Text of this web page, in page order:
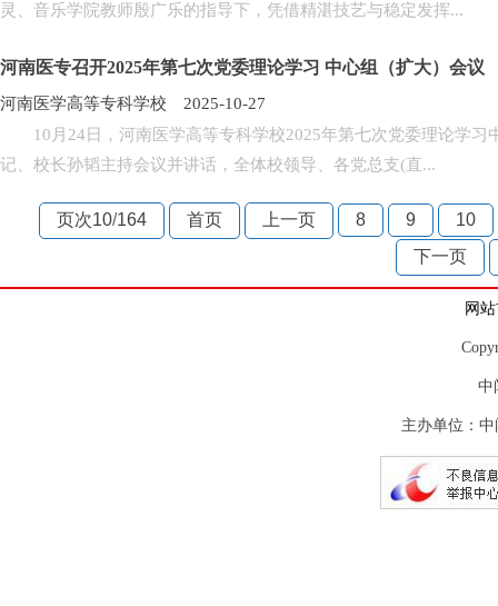
灵、音乐学院教师殷广乐的指导下，凭借精湛技艺与稳定发挥...
河南医专召开2025年第七次党委理论学习 中心组（扩大）会议
河南医学高等专科学校 2025-10-27
10月24日，河南医学高等专科学校2025年第七次党委理论学习
记、校长孙韬主持会议并讲话，全体校领导、各党总支(直...
页次10/164 首页 上一页 8 9
10
下一页
网
中
主办单位：